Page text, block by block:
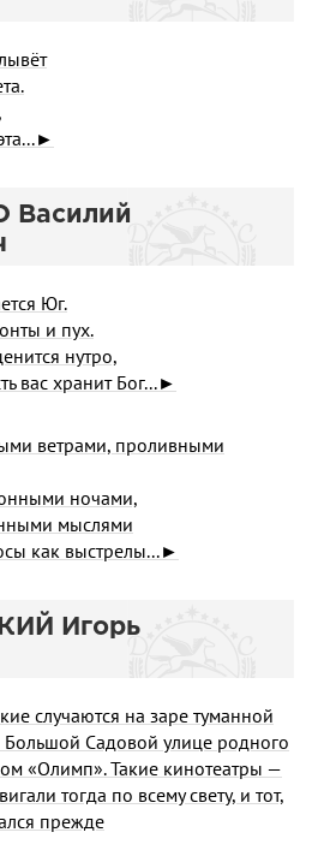
Юг.
и пух.
нутро,
вас хранит Бог...►
ветрами, проливными
ночами,
мыслями
как выстрелы...►
Игорь
случаются на заре туманной
Большой Садовой улице родного
«Олимп». Такие кинотеатры —
тогда по всему свету, и тот,
прежде